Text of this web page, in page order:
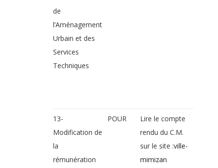
de
l’Aménagement
Urbain et des
Services
Techniques
13-
Modification de
la
rémunération
POUR
Lire le compte
rendu du C.M.
sur le site :ville-
mimizan